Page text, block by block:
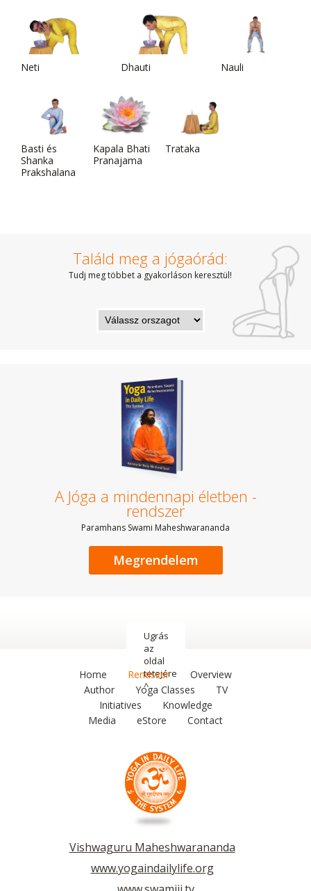
Neti Dhauti Nauli
Basti és
Shanka
Prakshalana
Kapala Bhati
Pranajama
Trataka
Találd meg a jógaórád:
Tudj meg többet a gyakorláson keresztül!
A Jóga a mindennapi életben -
rendszer
Paramhans Swami Maheshwarananda
Megrendelem
Ugrás
az
oldal
tetejére
^
Home Rendszer
Overview
Author
Yoga Classes
TV
Initiatives
Knowledge
Media
eStore Contact
Vishwaguru Maheshwarananda
www.yogaindailylife.org